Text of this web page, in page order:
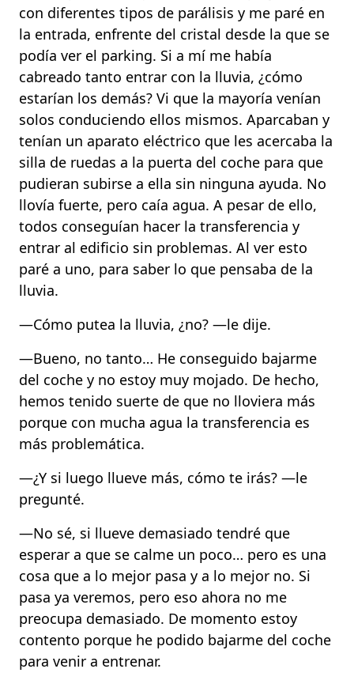
con diferentes tipos de parálisis y me paré en
la entrada, enfrente del cristal desde la que se
podía ver el parking. Si a mí me había
cabreado tanto entrar con la lluvia, ¿cómo
estarían los demás? Vi que la mayoría venían
solos conduciendo ellos mismos. Aparcaban y
tenían un aparato eléctrico que les acercaba la
silla de ruedas a la puerta del coche para que
pudieran subirse a ella sin ninguna ayuda. No
llovía fuerte, pero caía agua. A pesar de ello,
todos conseguían hacer la transferencia y
entrar al edificio sin problemas. Al ver esto
paré a uno, para saber lo que pensaba de la
lluvia.
—Cómo putea la lluvia, ¿no? —le dije.
—Bueno, no tanto… He conseguido bajarme
del coche y no estoy muy mojado. De hecho,
hemos tenido suerte de que no lloviera más
porque con mucha agua la transferencia es
más problemática.
—¿Y si luego llueve más, cómo te irás? —le
pregunté.
—No sé, si llueve demasiado tendré que
esperar a que se calme un poco… pero es una
cosa que a lo mejor pasa y a lo mejor no. Si
pasa ya veremos, pero eso ahora no me
preocupa demasiado. De momento estoy
contento porque he podido bajarme del coche
para venir a entrenar.